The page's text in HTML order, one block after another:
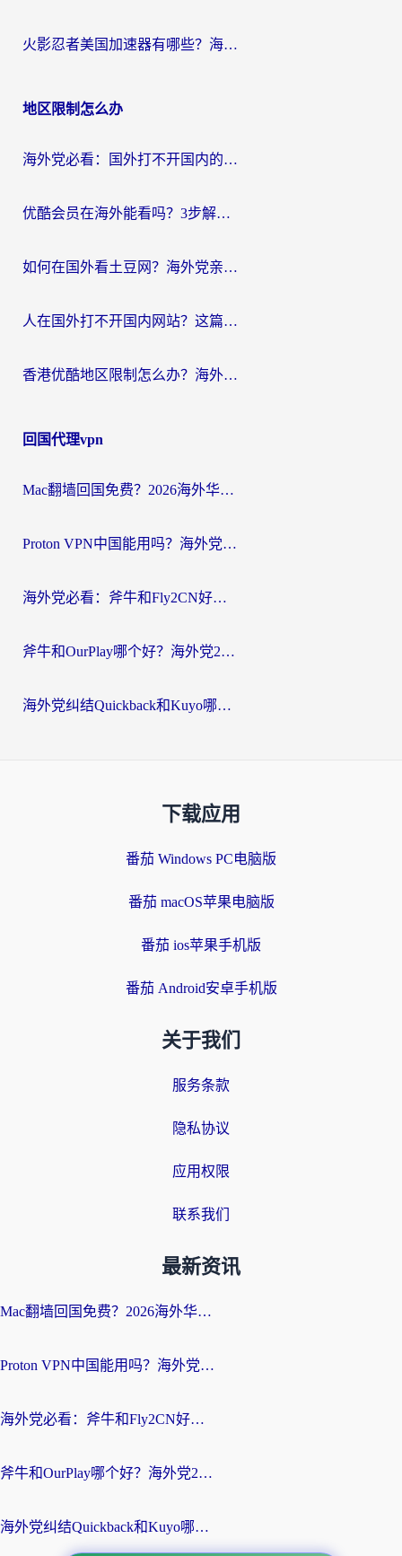
火影忍者美国加速器有哪些？海外党亲测的国服游戏加速全攻略（含菲律宾玩三国之刃守望黎明技巧）
地区限制怎么办
海外党必看：国外打不开国内的app怎么办？3步解决你的乡愁
优酷会员在海外能看吗？3步解决海外追剧难题，附实测好用加速器推荐
如何在国外看土豆网？海外党亲测有效的追剧加速器选择指南
人在国外打不开国内网站？这篇攻略帮你无缝解锁国内资源（附交管12123使用技巧）
香港优酷地区限制怎么办？海外党亲测有效的追剧解决方案
回国代理vpn
Mac翻墙回国免费？2026海外华人亲测：从CCTV5直播到国内APP，这样选加速器才靠谱
Proton VPN中国能用吗？海外党选回国加速器的避坑指南（附番茄加速器实测）
海外党必看：斧牛和Fly2CN好用吗？3招教你选对回国加速器（附免费试用攻略）
斧牛和OurPlay哪个好？海外党2026亲测：选对加速器，国内资源秒加载
海外党纠结Quickback和Kuyo哪个好？选对回国加速器才能无缝刷国内资源
下载应用
番茄 Windows PC电脑版
番茄 macOS苹果电脑版
番茄 ios苹果手机版
番茄 Android安卓手机版
关于我们
服务条款
隐私协议
应用权限
联系我们
最新资讯
Mac翻墙回国免费？2026海外华人亲测：从CCTV5直播到国内APP，这样选加速器才靠谱
Proton VPN中国能用吗？海外党选回国加速器的避坑指南（附番茄加速器实测）
海外党必看：斧牛和Fly2CN好用吗？3招教你选对回国加速器（附免费试用攻略）
斧牛和OurPlay哪个好？海外党2026亲测：选对加速器，国内资源秒加载
海外党纠结Quickback和Kuyo哪个好？选对回国加速器才能无缝刷国内资源